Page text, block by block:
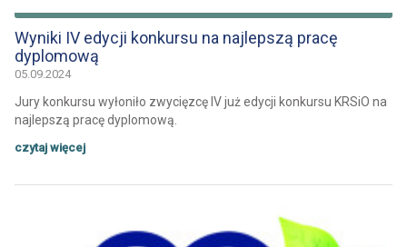
Wyniki IV edycji konkursu na najlepszą pracę
dyplomową
05.09.2024
Jury konkursu wyłoniło zwycięzcę IV już edycji konkursu KRSiO na
najlepszą pracę dyplomową.
czytaj więcej